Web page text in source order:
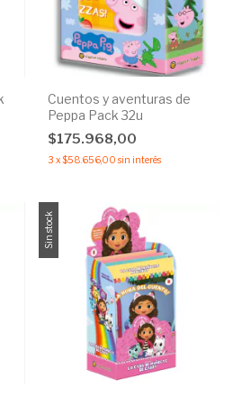
Cuentos y aventuras de
Peppa Pack 32u
$175.968,00
3 x$58.656,00 sin interés
Sin stock